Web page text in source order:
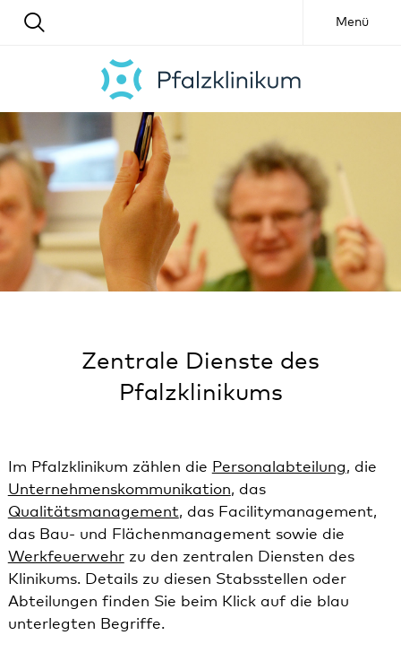
Menü
Zentrale Dienste des
Pfalzklinikums
Im Pfalzklinikum zählen die Personalabteilung, die
Unternehmenskommunikation, das
Qualitätsmanagement, das Facilitymanagement,
das Bau- und Flächenmanagement sowie die
Werkfeuerwehrzu den zentralen Diensten des
Klinikums. Details zu diesen Stabsstellen oder
Abteilungen finden Sie beim Klick auf die blau
unterlegten Begriffe.